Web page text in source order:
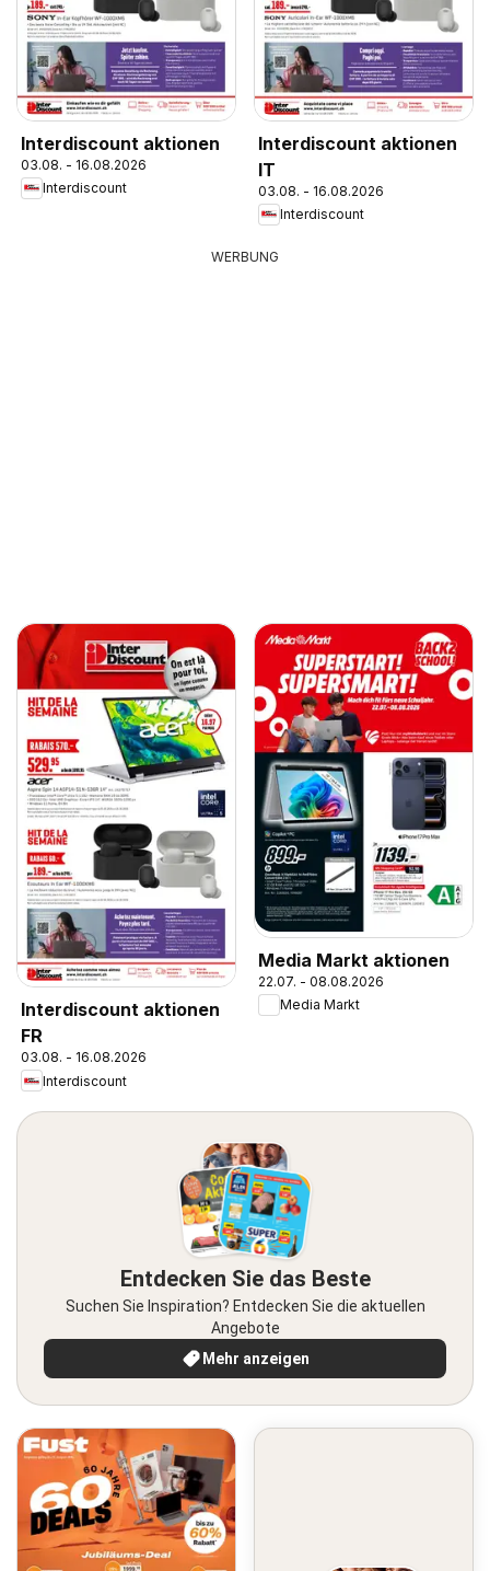
Interdiscount aktionen
03.08. - 16.08.2026
Interdiscount
Interdiscount aktionen
IT
03.08. - 16.08.2026
Interdiscount
WERBUNG
Interdiscount aktionen
FR
03.08. - 16.08.2026
Interdiscount
Media Markt aktionen
22.07. - 08.08.2026
Media Markt
Entdecken Sie das Beste
Suchen Sie Inspiration? Entdecken Sie die aktuellen
Angebote
Mehr anzeigen